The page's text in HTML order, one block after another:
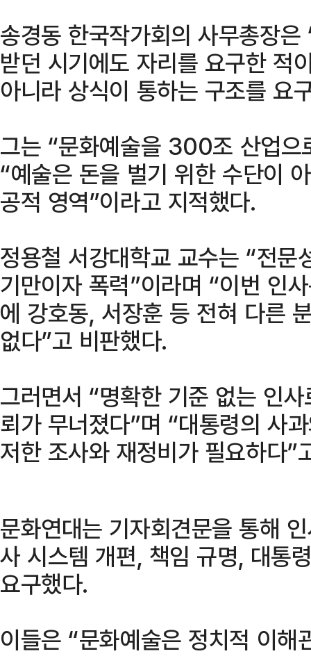
송경동 한국작가회의 사무총장
받던 시기에도 자리를 요구한 적
아니라 상식이 통하는 구조를 요
그는 “문화예술을 300조 산업으
“예술은 돈을 벌기 위한 수단이
공적 영역”이라고 지적했다.
정용철 서강대학교 교수는 “전
기만이자 폭력”이라며 “이번 인
에 강호동, 서장훈 등 전혀 다른
없다”고 비판했다.
그러면서 “명확한 기준 없는 인
뢰가 무너졌다”며 “대통령의 사
저한 조사와 재정비가 필요하다”
문화연대는 기자회견문을 통해
사 시스템 개편, 책임 규명, 대통
요구했다.
이들은 “문화예술은 정치적 이